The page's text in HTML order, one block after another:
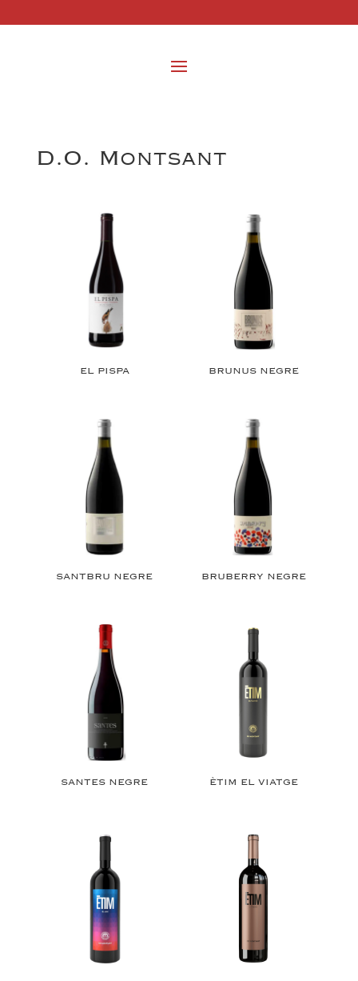
D.O. Montsant
EL PISPA BRUNUS NEGRE
SANTBRU NEGRE BRUBERRY NEGRE
SANTES NEGRE ÈTIM EL VIATGE